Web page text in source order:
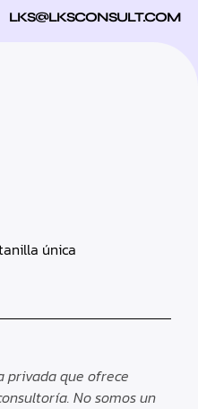
LKS@LKSCONSULT.COM
única
privada que ofrece
No somos un